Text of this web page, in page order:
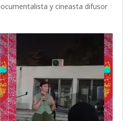
y cineasta difusor